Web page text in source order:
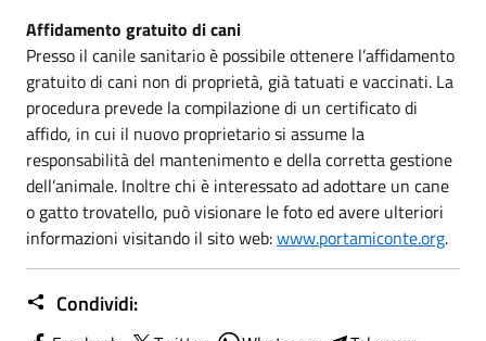
Affidamento gratuito di cani
Presso il canile sanitario è possibile ottenere l’affidamento
gratuito di cani non di proprietà, già tatuati e vaccinati. La
procedura prevede la compilazione di un certificato di
affido, in cui il nuovo proprietario si assume la
responsabilità del mantenimento e della corretta gestione
dell’animale. Inoltre chi è interessato ad adottare un cane
o gatto trovatello, può visionare le foto ed avere ulteriori
informazioni visitando il sito web:www.portamiconte.org.
Condividi: